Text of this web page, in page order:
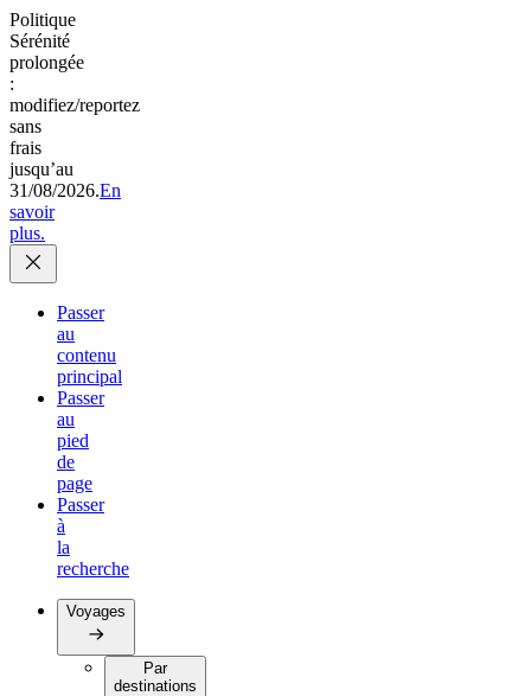
Politique
Sérénité
prolongée
:
modifiez/reportez
sans
frais
jusqu’au
31/08/2026.En
savoir
plus.
Passer
au
contenu
principal
Passer
au
pied
de
page
Passer
à
la
recherche
Voyages
Par
destinations